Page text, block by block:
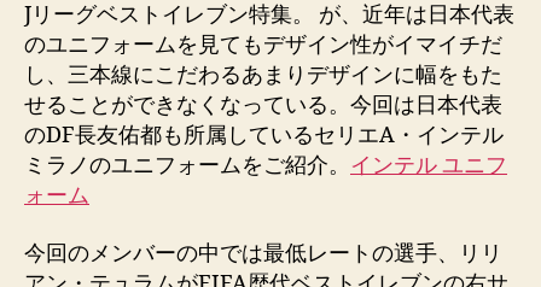
Jリーグベストイレブン特集。 が、近年は日本代表
のユニフォームを見てもデザイン性がイマイチだ
し、三本線にこだわるあまりデザインに幅をもた
せることができなくなっている。今回は日本代表
のDF長友佑都も所属しているセリエA・インテル
ミラノのユニフォームをご紹介。 インテル ユニフ
ォーム
今回のメンバーの中では最低レートの選手、リリ